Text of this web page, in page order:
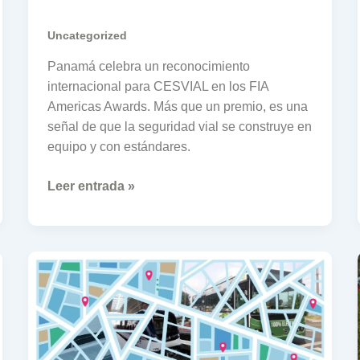
Uncategorized
Panamá celebra un reconocimiento
internacional para CESVIAL en los FIA
Americas Awards. Más que un premio, es una
señal de que la seguridad vial se construye en
equipo y con estándares.
Leer entrada »
La
seguridad
vial
y
la